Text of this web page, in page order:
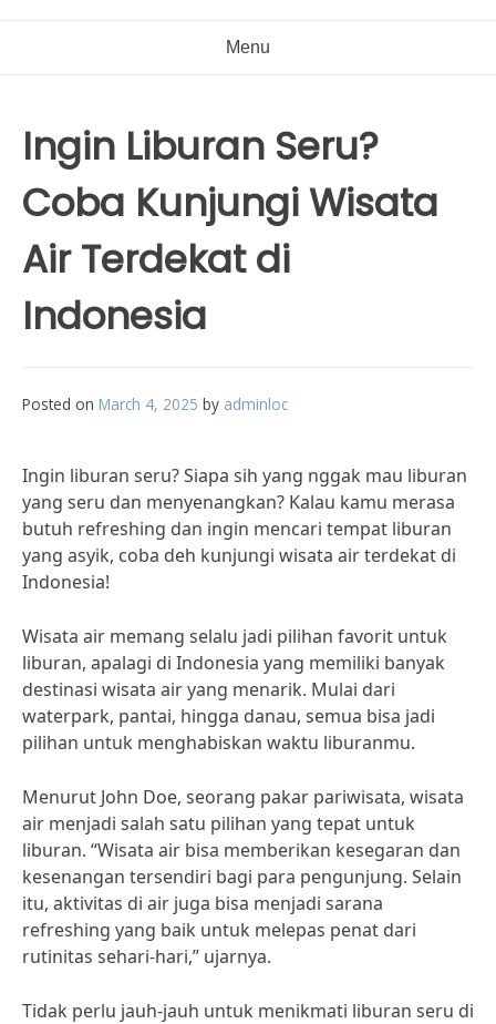
Menu
Ingin Liburan Seru?
Coba Kunjungi Wisata
Air Terdekat di
Indonesia
Posted on March 4, 2025 by adminloc
Ingin liburan seru? Siapa sih yang nggak mau liburan
yang seru dan menyenangkan? Kalau kamu merasa
butuh refreshing dan ingin mencari tempat liburan
yang asyik, coba deh kunjungi wisata air terdekat di
Indonesia!
Wisata air memang selalu jadi pilihan favorit untuk
liburan, apalagi di Indonesia yang memiliki banyak
destinasi wisata air yang menarik. Mulai dari
waterpark, pantai, hingga danau, semua bisa jadi
pilihan untuk menghabiskan waktu liburanmu.
Menurut John Doe, seorang pakar pariwisata, wisata
air menjadi salah satu pilihan yang tepat untuk
liburan. “Wisata air bisa memberikan kesegaran dan
kesenangan tersendiri bagi para pengunjung. Selain
itu, aktivitas di air juga bisa menjadi sarana
refreshing yang baik untuk melepas penat dari
rutinitas sehari-hari,” ujarnya.
Tidak perlu jauh-jauh untuk menikmati liburan seru di